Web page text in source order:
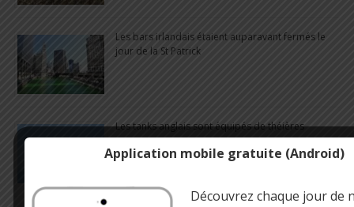
Les bars irlandais étaient auparavant fermés le
jour de la St Patrick
Les tanks anglais sont équipés de théières
Application mobile gratuite (Android)
Découvrez chaque jour de